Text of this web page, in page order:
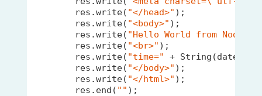
	res.write(
"</head>" );
	res.write(
"<body>" );
	res.write(
"Hello World from
	res.write(
"<br>" );
	res.write(
"time=" + String (date));
	res.write(
"</body>" );
	res.write(
"</html>" );
	res.end(
"" );